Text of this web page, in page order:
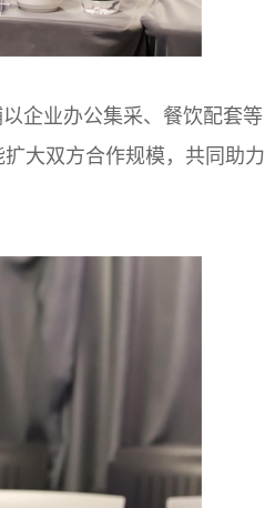
企业办公集采、餐饮配套等
大双方合作规模，共同助力